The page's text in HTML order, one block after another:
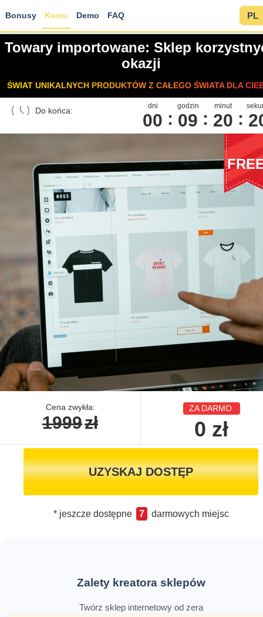
Bonusy Komu Demo FAQ PL
Towary importowane: Sklep
okazji
ŚWIAT UNIKALNYCH PRODUKTÓW Z CAŁEGO ŚWIATA DLA
Do końca: dni
00
godzin
09
minut
20 1
Cena zwykła:
1999zł
ZA DARMO
0 zł
UZYSKAJ DOSTĘP
* jeszcze dostępne 7 darmowych miejsc
Zalety kreatora sklepów
Twórz sklep internetowy od zera